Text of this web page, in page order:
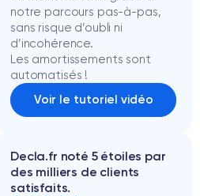
notre parcours pas-à-pas,
sans risque d’oubli ni
d’incohérence.
Les amortissements sont
automatisés !
Voir le tutoriel vidéo
Decla.fr noté 5 étoiles par
des milliers de clients
satisfaits.